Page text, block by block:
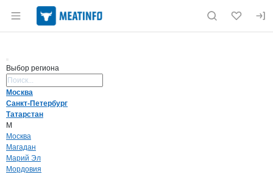
Раздел навигации по сайту meatinfo.ru
Выбор региона
Москва
Санкт-Петербург
Татарстан
М
Москва
Магадан
Марий Эл
Мордовия